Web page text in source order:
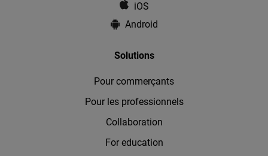
iOS
Android
Solutions
Pour commerçants
Pour les professionnels
Collaboration
For education